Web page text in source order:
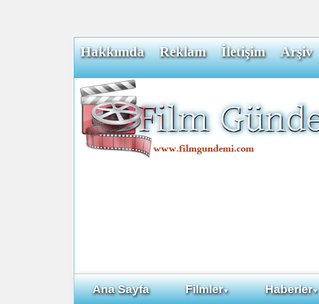
Hakkımda Reklam İletişim Arşiv
Ana Sayfa Filmler▼ Haberler▼